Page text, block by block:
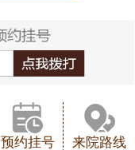
预约挂号 来院路线